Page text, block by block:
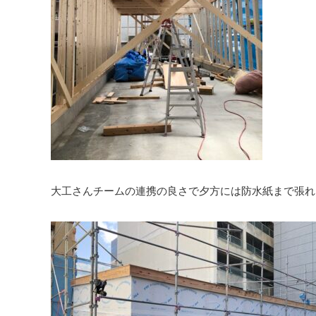
大工さんチームの連携の良さで夕方には防水紙まで張